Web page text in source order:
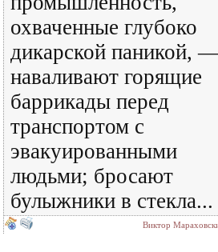
охваченные глубоко
дикарской паникой,
наваливают горящие
баррикады перед
транспортом с
эвакуированными
людьми; бросают
булыжники в стекла...
Виктор